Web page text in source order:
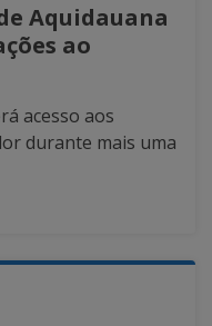
Aquidauana
ao
acesso aos
durante mais uma